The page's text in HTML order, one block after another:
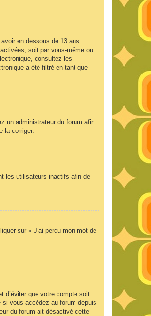
en dessous de 13 ans
soit par vous-même ou
consultez les
a été filtré en tant que
un administrateur du forum afin
la corriger.
les utilisateurs inactifs afin de
sur « J’ai perdu mon mot de
d’éviter que votre compte soit
si vous accédez au forum depuis
du forum ait désactivé cette